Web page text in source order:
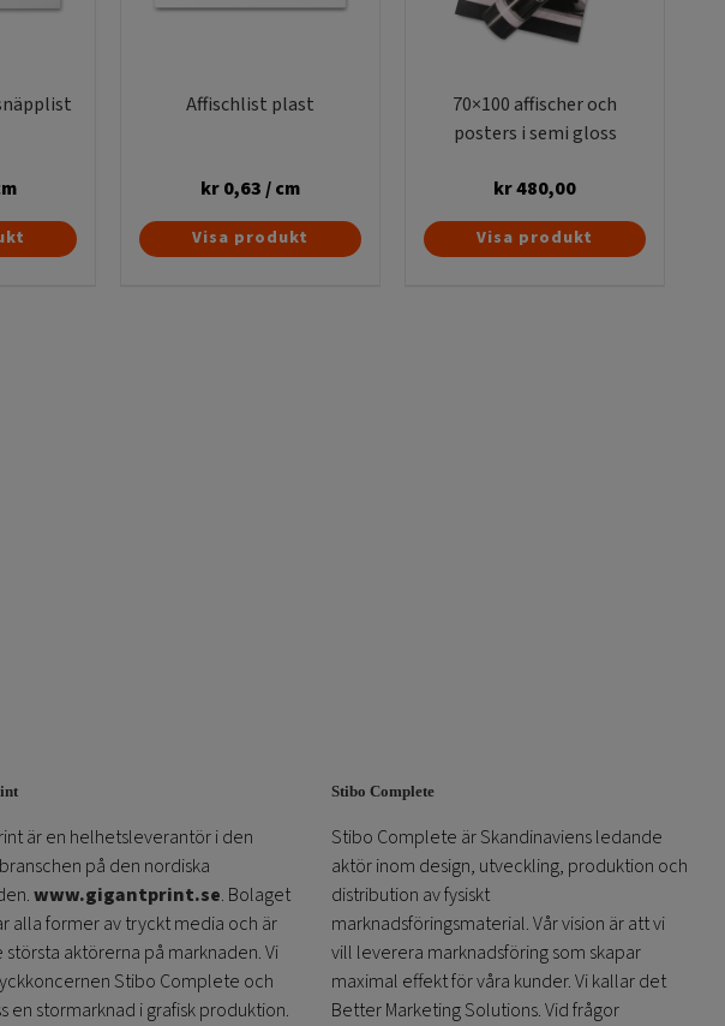
Affischlist plast
kr0,63/ cm
Den
här
Visa produkt
70×100 affischer och
posters i semi gloss
kr480,00
Visa produkt
är en helhetsleverantör i den
på den nordiska
www.gigantprint.se. Bolaget
alla former av tryckt media och är
största aktörerna på marknaden. Vi
Stibo Complete och
en stormarknad i grafisk produktion.
Stibo Complete
Stibo Complete är Skandinaviens ledande
aktör inom design, utveckling, produktion och
distribution av fysiskt
marknadsföringsmaterial. Vår vision är att vi
vill leverera marknadsföring som skapar
maximal effekt för våra kunder. Vi kallar det
Better Marketing Solutions. Vid frågor